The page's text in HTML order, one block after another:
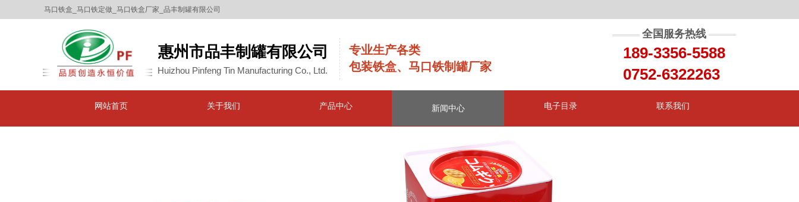
马口铁盒_马口铁定做_马口铁盒厂家_品丰制罐有限公司
惠州市品丰制罐有限公司
189-3356-5588
0752-6322263
专业生产各类
包装铁盒、马口铁制罐厂家
全国服务热线
Huizhou Pinfeng Tin Manufacturing Co., Ltd.
网站首页 关于我们 产品中心 新闻中心 电子目录 联系我们